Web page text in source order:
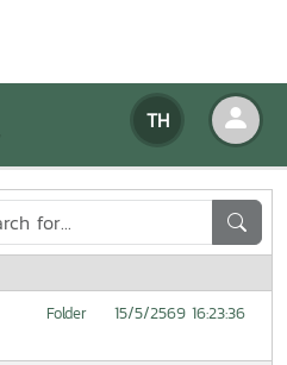
TH
Folder 15/5/2569 16:23:36